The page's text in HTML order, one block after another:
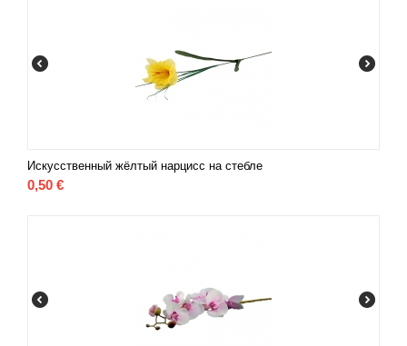
Искусственный жёлтый нарцисс на стебле
0,50 €